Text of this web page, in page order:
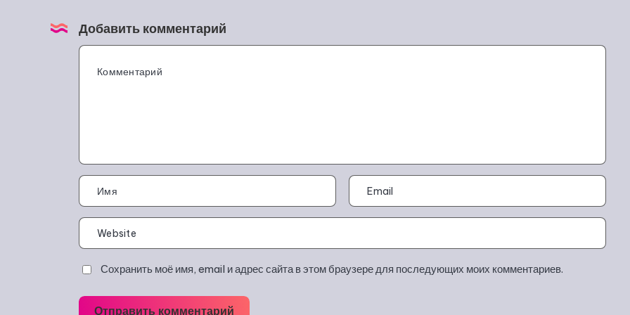
Добавить комментарий
Сохранить моё имя, email и адрес сайта в этом браузере для последующих моих комментариев.
Отправить комментарий